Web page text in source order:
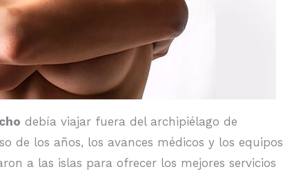
debía viajar fuera del archipiélago de
de los años, los avances médicos y los equipos
a las islas para ofrecer los mejores servicios